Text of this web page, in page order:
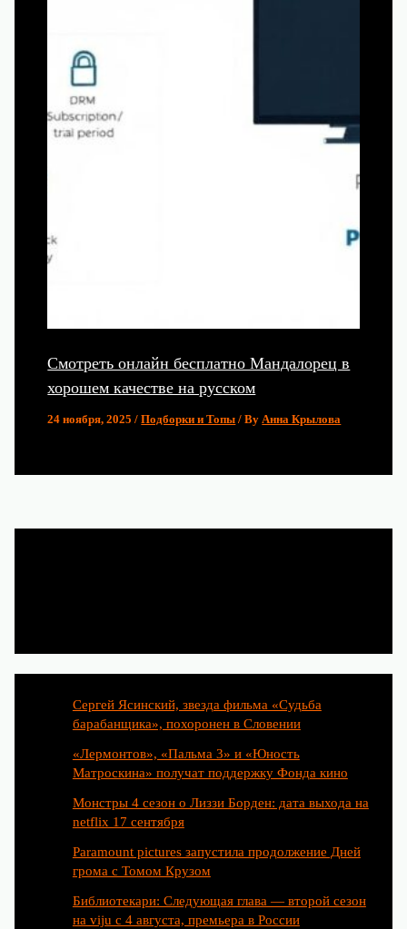
Смотреть онлайн бесплатно Мандалорец в
хорошем качестве на русском
24 ноября, 2025/Подборки и Топы / ByАнна Крылова
Сергей Ясинский, звезда фильма «Судьба
барабанщика», похоронен в Словении
«Лермонтов», «Пальма 3» и «Юность
Матроскина» получат поддержку Фонда кино
Монстры 4 сезон о Лиззи Борден: дата выхода на
netflix 17 сентября
Paramount pictures запустила продолжение Дней
грома с Томом Крузом
Библиотекари: Следующая глава — второй сезон
на viju с 4 августа, премьера в России